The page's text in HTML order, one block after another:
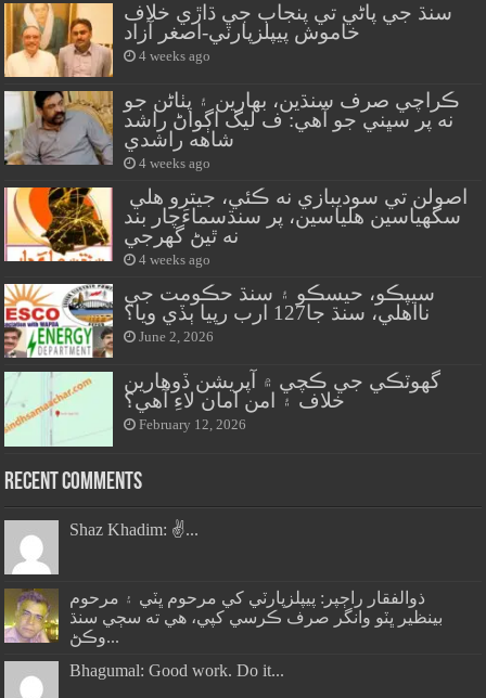
سنڌ جي پاڻي تي پنجاب جي ڌاڙي خلاف
خاموش پيپلزپارٽي-اصغر آزاد
4 weeks ago
ڪراچي صرف سنڌين، بهارين ۽ پٺاڻن جو
نه پر سڀني جو آهي: ف ليگ اڳواڻ راشد
شاهه راشدي
4 weeks ago
سگهياسين هلياسين، پر سنڌسماءَچار بند
نه ٿيڻ گهرجي
4 weeks ago
سيپڪو، حيسڪو ۽ سنڌ حڪومت جي
نااهلي، سنڌ جا127 ارب رپيا ٻڏي ويا؟
June 2, 2026
گهوٽڪي جي ڪچي ۾ آپريشن ڏوهارين
خلاف ۽ امن امان لاءِ آهي؟
February 12, 2026
Recent Comments
Shaz Khadim: ✌️...
ذوالفقار راڄپر: پيپلزپارٽي کي مرحوم ڀٽي ۽ مرحوم
بينظير ڀٽو وانگر صرف ڪرسي کپي، هي ته سڄي سنڌ
وڪڻ...
Bhagumal: Good work. Do it...